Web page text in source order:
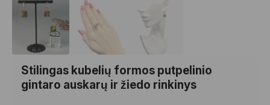
Stilingas kubelių formos putpelinio
gintaro auskarų ir žiedo rinkinys